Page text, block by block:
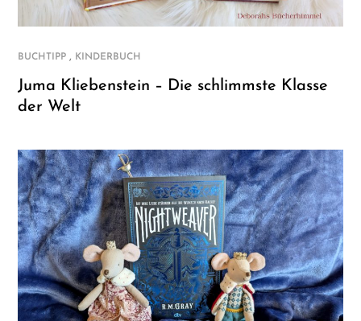
BUCHTIPP , KINDERBUCH
Juma Kliebenstein – Die schlimmste Klasse
der Welt